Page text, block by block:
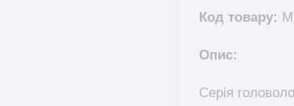
Код товару:
Опис:
Серія